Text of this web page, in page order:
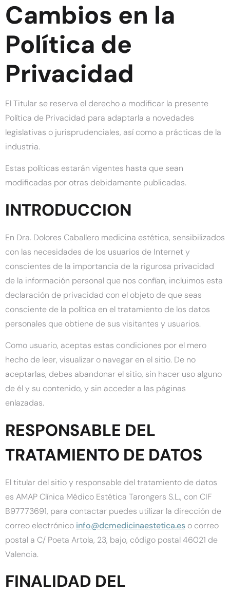
Cambios en la
Política de
Privacidad
El Titular se reserva el derecho a modificar la presente
Política de Privacidad para adaptarla a novedades
legislativas o jurisprudenciales, así como a prácticas de la
industria.
Estas políticas estarán vigentes hasta que sean
modificadas por otras debidamente publicadas.
INTRODUCCION
En Dra. Dolores Caballero medicina estética, sensibilizados
con las necesidades de los usuarios de Internet y
conscientes de la importancia de la rigurosa privacidad
de la información personal que nos confían, incluimos esta
declaración de privacidad con el objeto de que seas
consciente de la política en el tratamiento de los datos
personales que obtiene de sus visitantes y usuarios.
Como usuario, aceptas estas condiciones por el mero
hecho de leer, visualizar o navegar en el sitio. De no
aceptarlas, debes abandonar el sitio, sin hacer uso alguno
de él y su contenido, y sin acceder a las páginas
enlazadas.
RESPONSABLE DEL
TRATAMIENTO DE DATOS
El titular del sitio y responsable del tratamiento de datos
es AMAP Clínica Médico Estética Tarongers S.L., con CIF
B97773691, para contactar puedes utilizar la dirección de
correo electrónico info@dcmedicinaestetica.es o correo
postal a C/ Poeta Artola, 23, bajo, código postal 46021 de
Valencia.
FINALIDAD DEL